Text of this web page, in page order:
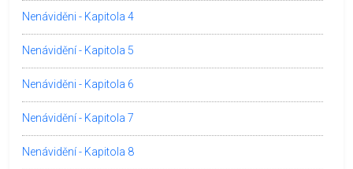
Nenáviděni - Kapitola 4
Nenávidění - Kapitola 5
Nenáviděni - Kapitola 6
Nenávidění - Kapitola 7
Nenávidění - Kapitola 8